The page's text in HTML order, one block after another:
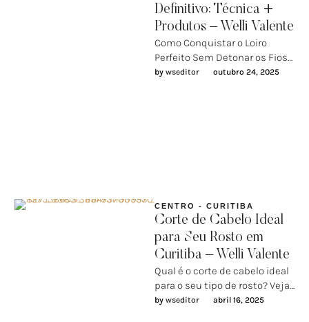
Definitivo: Técnica +
Produtos – Welli Valente
Como Conquistar o Loiro
Perfeito Sem Detonar os Fios
— O Guia Definitivo da Técnica
by wseditor outubro 24, 2025
CENTRO - CURITIBA
Corte de Cabelo Ideal
para Seu Rosto em
Curitiba – Welli Valente
Qual é o corte de cabelo ideal
para o seu tipo de rosto? Veja
as dicas do Welli …
by wseditor abril 16, 2025